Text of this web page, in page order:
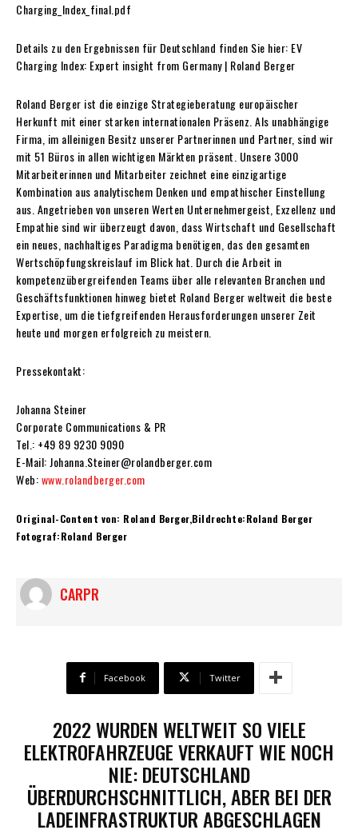
Charging_Index_final.pdf
Details zu den Ergebnissen für Deutschland finden Sie hier: EV
Charging Index: Expert insight from Germany | Roland Berger
Roland Berger ist die einzige Strategieberatung europäischer
Herkunft mit einer starken internationalen Präsenz. Als unabhängige
Firma, im alleinigen Besitz unserer Partnerinnen und Partner, sind wir
mit 51 Büros in allen wichtigen Märkten präsent. Unsere 3000
Mitarbeiterinnen und Mitarbeiter zeichnet eine einzigartige
Kombination aus analytischem Denken und empathischer Einstellung
aus. Angetrieben von unseren Werten Unternehmergeist, Exzellenz und
Empathie sind wir überzeugt davon, dass Wirtschaft und Gesellschaft
ein neues, nachhaltiges Paradigma benötigen, das den gesamten
Wertschöpfungskreislauf im Blick hat. Durch die Arbeit in
kompetenzübergreifenden Teams über alle relevanten Branchen und
Geschäftsfunktionen hinweg bietet Roland Berger weltweit die beste
Expertise, um die tiefgreifenden Herausforderungen unserer Zeit
heute und morgen erfolgreich zu meistern.
Pressekontakt:
Johanna Steiner
Corporate Communications & PR
Tel.: +49 89 9230 9090
E-Mail: Johanna.Steiner@rolandberger.com
Web:www.rolandberger.com
Original-Content von: Roland Berger,Bildrechte:Roland Berger
Fotograf:Roland Berger
CARPR
Facebook Twitter
2022 WURDEN WELTWEIT SO VIELE
ELEKTROFAHRZEUGE VERKAUFT WIE NOCH
NIE: DEUTSCHLAND
ÜBERDURCHSCHNITTLICH, ABER BEI DER
LADEINFRASTRUKTUR ABGESCHLAGEN